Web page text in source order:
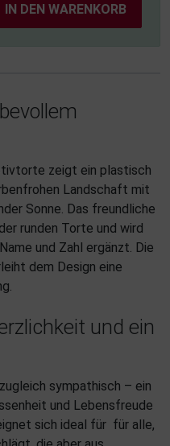
IN DEN WARENKORB
zeigt ein plastisch
Landschaft mit
Sonne. Das freundliche
runden Torte und wird
und Zahl ergänzt. Die
dem Design eine
und ein
sympathisch – ein
und Lebensfreude
sich ideal für für alle,